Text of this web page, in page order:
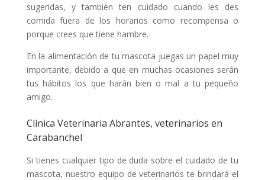
sugeridas, y también ten cuidado cuando les des
comida fuera de los horarios como recompensa o
porque crees que tiene hambre.
En la alimentación de tu mascota juegas un papel muy
importante, debido a que en muchas ocasiones serán
tus hábitos los que harán bien o mal a tu pequeño
amigo.
Clínica Veterinaria Abrantes, veterinarios en
Carabanchel
Si tienes cualquier tipo de duda sobre el cuidado de tu
mascota, nuestro equipo de veterinarios te brindará el